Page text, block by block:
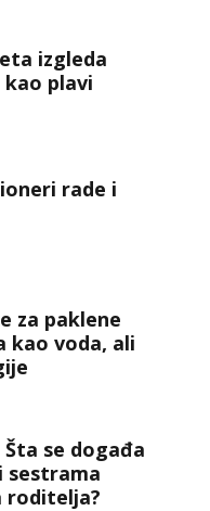
izgleda
plavi
rade i
za paklene
kao voda, ali
se događa
sestrama
roditelja?